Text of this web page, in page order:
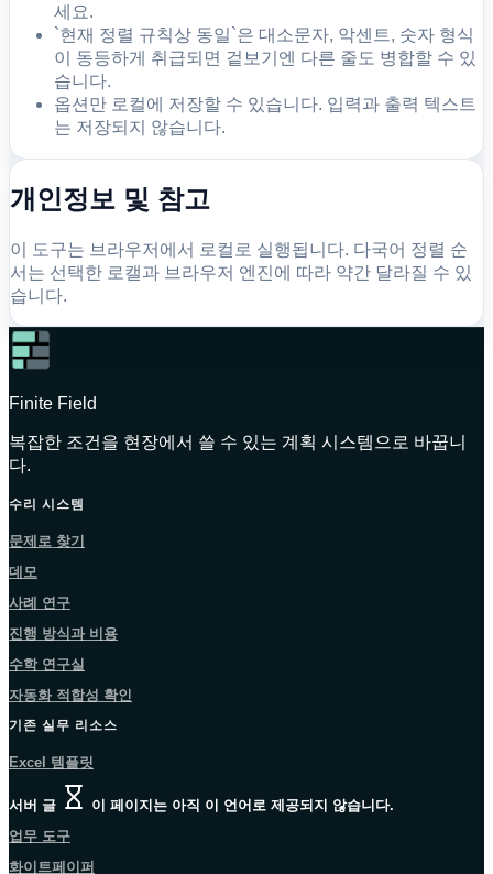
세요.
`현재 정렬 규칙상 동일`은 대소문자, 악센트, 숫자 형식
이 동등하게 취급되면 겉보기엔 다른 줄도 병합할 수 있
습니다.
옵션만 로컬에 저장할 수 있습니다. 입력과 출력 텍스트
는 저장되지 않습니다.
개인정보 및 참고
이 도구는 브라우저에서 로컬로 실행됩니다. 다국어 정렬 순
서는 선택한 로캘과 브라우저 엔진에 따라 약간 달라질 수 있
습니다.
Finite Field
복잡한 조건을 현장에서 쓸 수 있는 계획 시스템으로 바꿉니
다.
수리 시스템
문제로 찾기
데모
사례 연구
진행 방식과 비용
수학 연구실
자동화 적합성 확인
기존 실무 리소스
Excel 템플릿
서버 글
이 페이지는 아직 이 언어로 제공되지 않습니다.
업무 도구
화이트페이퍼